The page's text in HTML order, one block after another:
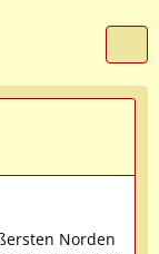
Norden